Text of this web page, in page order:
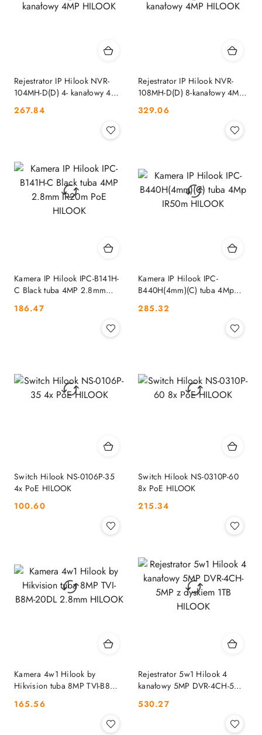
Rejestrator IP Hilook NVR-
104MH-D(D) 4- kanałowy 4MP
Cena:
267.84
Rejestrator IP Hilook NVR-
108MH-D(D) 8-kanałowy 4MP
Cena:
329.06
Kamera IP Hilook IPC-B141H-
C Black tuba 4MP 2.8mm
Cena:
186.47
Kamera IP Hilook IPC-
B440H(4mm)(C) tuba 4Mp
Cena:
285.32
Switch Hilook NS-0106P-35
4x PoE HILOOK
Cena:
100.60
Switch Hilook NS-0310P-60
8x PoE HILOOK
Cena:
215.34
Kamera 4w1 Hilook by
Hikvision tuba 8MP TVI-B8M-
Cena:
165.56
Rejestrator 5w1 Hilook 4
kanałowy 5MP DVR-4CH-5MP
Cena:
530.27